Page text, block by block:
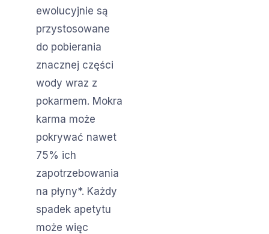
ewolucyjnie są
przystosowane
do pobierania
znacznej części
wody wraz z
pokarmem. Mokra
karma może
pokrywać nawet
75% ich
zapotrzebowania
na płyny*. Każdy
spadek apetytu
może więc